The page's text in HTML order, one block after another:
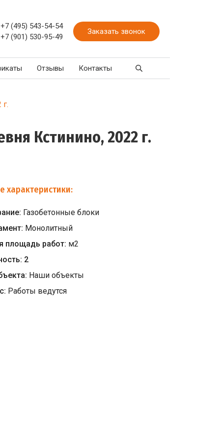
+7 (495) 543-54-54
+7 (901) 530-95-49
Заказать звонок
Отзывы Контакты
Кстинино, 2022 г.
характеристики:
Газобетонные блоки
Монолитный
площадь работ: м2
2
Наши объекты
Работы ведутся